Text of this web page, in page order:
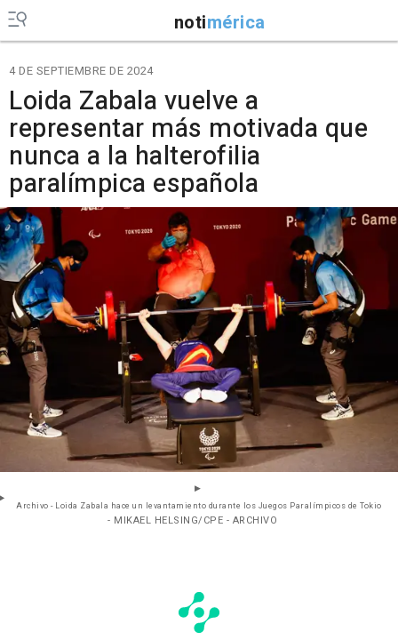
notimérica
4 DE SEPTIEMBRE DE 2024
Loida Zabala vuelve a
representar más motivada que
nunca a la halterofilia
paralímpica española
Archivo - Loida Zabala hace un levantamiento durante los Juegos Paralímpicos de Tokio
- MIKAEL HELSING/CPE - ARCHIVO